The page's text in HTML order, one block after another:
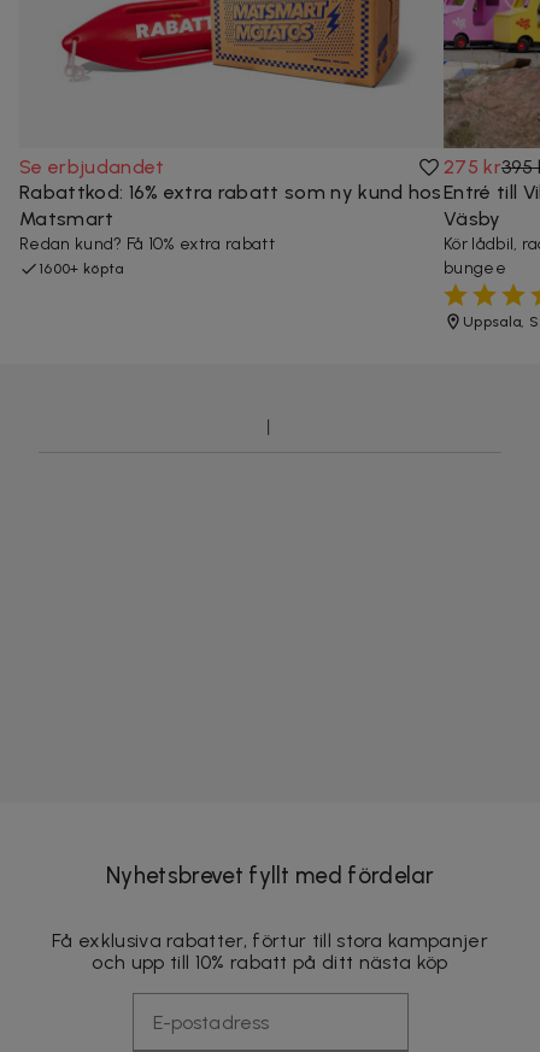
Se erbjudandet
Rabattkod: 16% extra rabatt som ny kund hos
Matsmart
Redan kund? Få 10% extra rabatt
1600+ köpta
275 kr395
Entré till
Väsby
Kör lådbil,
bungee
Uppsala,
Nyhetsbrevet fyllt med fördelar
Få exklusiva rabatter, förtur till stora kampanjer
och upp till 10% rabatt på ditt nästa köp